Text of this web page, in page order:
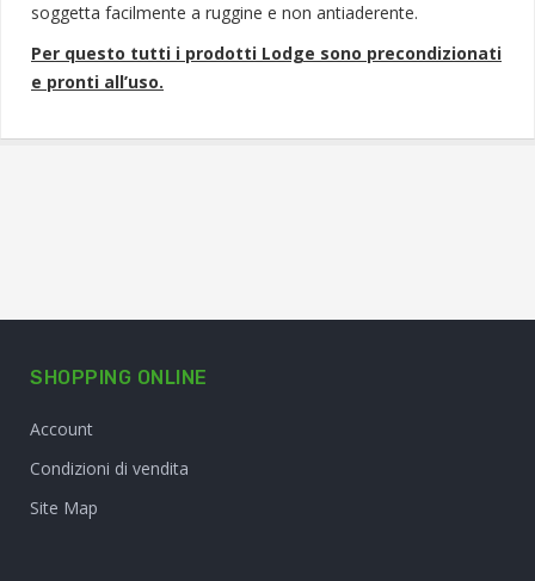
soggetta facilmente a ruggine e non antiaderente.
Per questo tutti i prodotti Lodge sono precondizionati
e pronti all’uso.
SHOPPING ONLINE
Account
Condizioni di vendita
Site Map